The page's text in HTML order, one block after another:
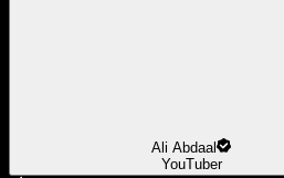
Ali Abdaal
YouTuber